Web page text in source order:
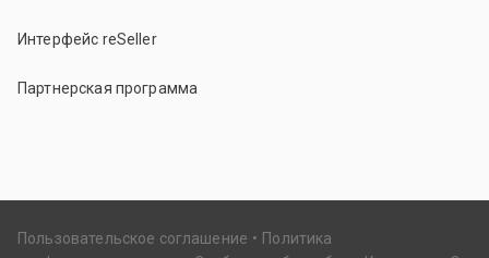
Интерфейс reSeller
Партнерская программа
Пользовательское соглашение
Политика